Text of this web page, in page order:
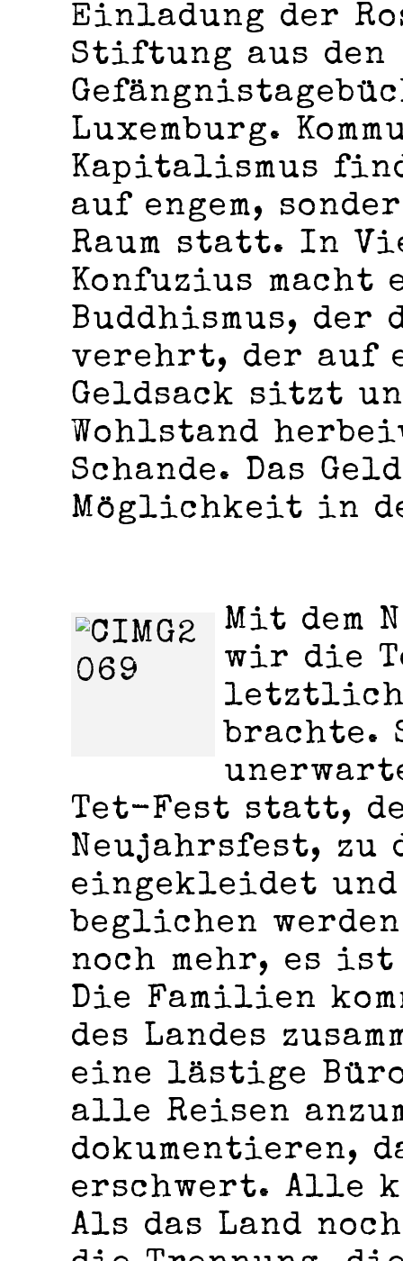
Einladung der
Stiftung aus den
Luxemburg.
Kapitalismus
auf engem,
Raum statt. In
Konfuzius macht
Buddhismus, der
verehrt, der auf
Geldsack sitzt
Wohlstand
Schande. Das
Möglichkeit in
Mit dem
wir die
letztlich
brachte.
Tet-Fest statt,
Neujahrsfest, zu
eingekleidet
beglichen
noch mehr, es
Die Familien
des Landes
eine lästige
alle Reisen
dokumentieren,
erschwert. Alle
Als das Land